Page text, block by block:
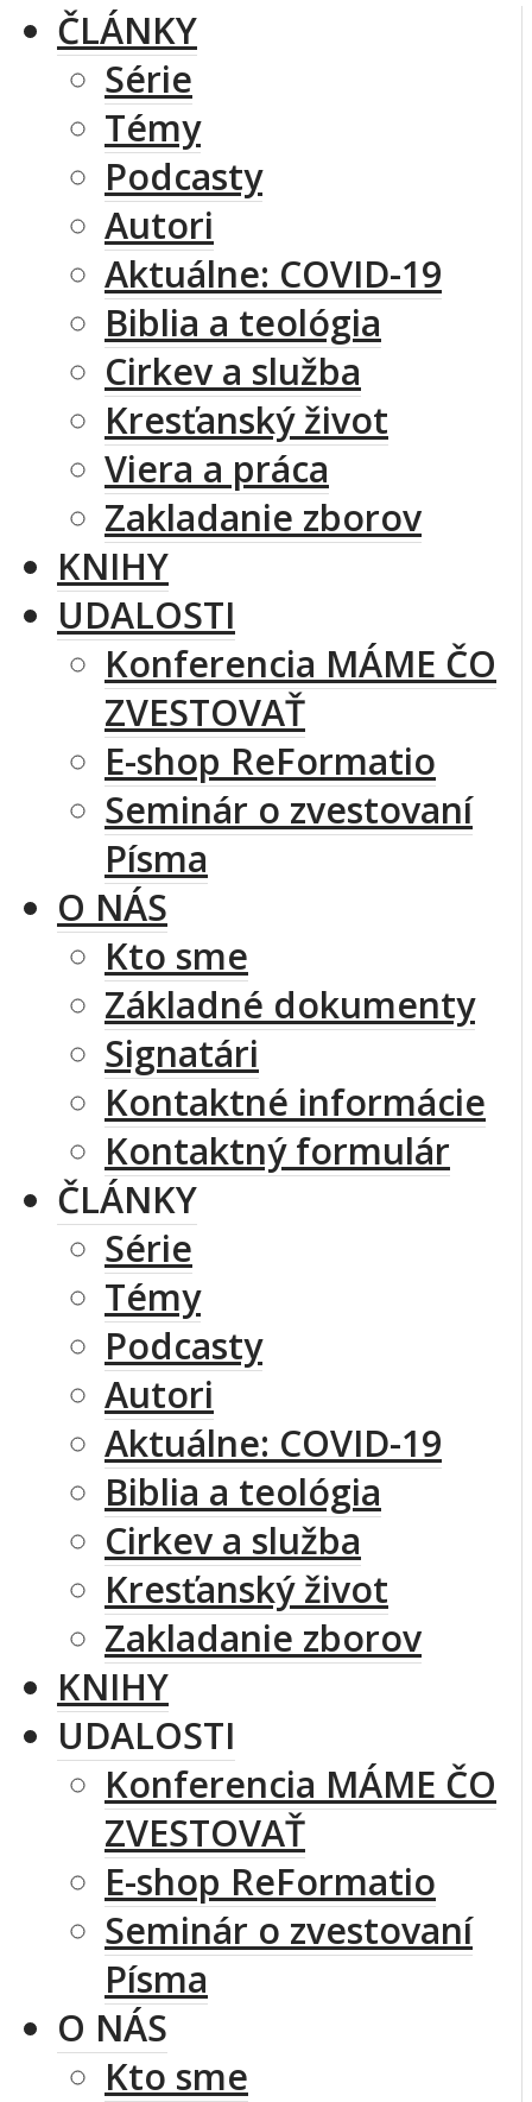
ČLÁNKY
Série
Témy
Podcasty
Autori
Aktuálne: COVID-19
Biblia a teológia
Cirkev a služba
Kresťanský život
Viera a práca
Zakladanie zborov
KNIHY
UDALOSTI
Konferencia MÁME ČO
ZVESTOVAŤ
E-shop ReFormatio
Seminár o zvestovaní
Písma
O NÁS
Kto sme
Základné dokumenty
Signatári
Kontaktné informácie
Kontaktný formulár
ČLÁNKY
Série
Témy
Podcasty
Autori
Aktuálne: COVID-19
Biblia a teológia
Cirkev a služba
Kresťanský život
Zakladanie zborov
KNIHY
UDALOSTI
Konferencia MÁME ČO
ZVESTOVAŤ
E-shop ReFormatio
Seminár o zvestovaní
Písma
O NÁS
Kto sme